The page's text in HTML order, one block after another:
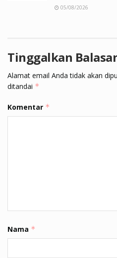
05/08/2026
Tinggalkan
Alamat email Anda tidak akan
ditandai *
Komentar *
Nama *